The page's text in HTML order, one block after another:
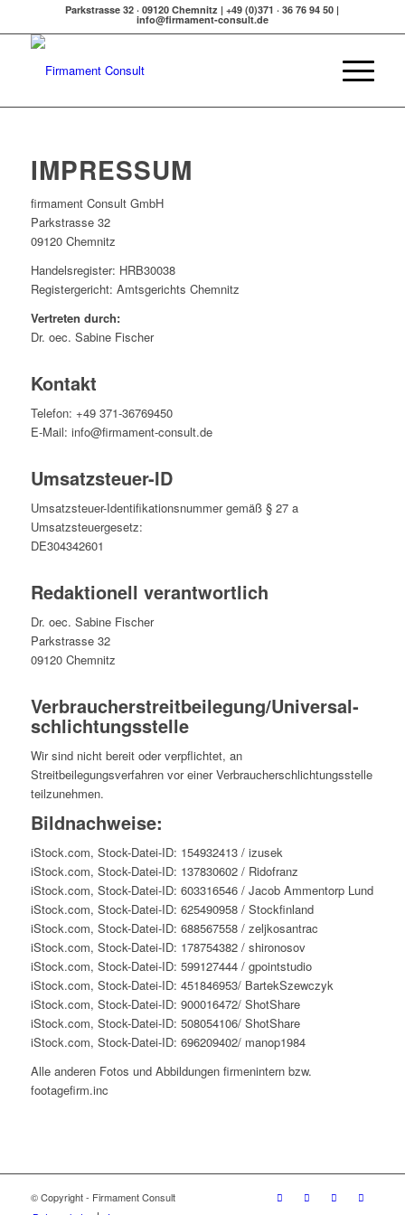
Parkstrasse 32 · 09120 Chemnitz | +49 (0)371 · 36 76 94 50 |
info@firmament-consult.de
IMPRESSUM
firmament Consult GmbH
Parkstrasse 32
09120 Chemnitz
Handelsregister: HRB30038
Registergericht: Amtsgerichts Chemnitz
Vertreten durch:
Dr. oec. Sabine Fischer
Kontakt
Telefon: +49 371-36769450
E-Mail: info@firmament-consult.de
Umsatzsteuer-ID
Umsatzsteuer-Identifikationsnummer gemäß § 27 a
Umsatzsteuergesetz:
DE304342601
Redaktionell verantwortlich
Dr. oec. Sabine Fischer
Parkstrasse 32
09120 Chemnitz
Verbraucher­streit­beilegung/Universal­
schlichtungs­stelle
Wir sind nicht bereit oder verpflichtet, an
Streitbeilegungsverfahren vor einer Verbraucherschlichtungsstelle
teilzunehmen.
Bildnachweise:
iStock.com, Stock-Datei-ID: 154932413 / izusek
iStock.com, Stock-Datei-ID: 137830602 / Ridofranz
iStock.com, Stock-Datei-ID: 603316546 / Jacob Ammentorp Lund
iStock.com, Stock-Datei-ID: 625490958 / Stockfinland
iStock.com, Stock-Datei-ID: 688567558 / zeljkosantrac
iStock.com, Stock-Datei-ID: 178754382 / shironosov
iStock.com, Stock-Datei-ID: 599127444 / gpointstudio
iStock.com, Stock-Datei-ID: 451846953/ BartekSzewczyk
iStock.com, Stock-Datei-ID: 900016472/ ShotShare
iStock.com, Stock-Datei-ID: 508054106/ ShotShare
iStock.com, Stock-Datei-ID: 696209402/ manop1984
Alle anderen Fotos und Abbildungen firmenintern bzw.
footagefirm.inc
© Copyright - Firmament Consult